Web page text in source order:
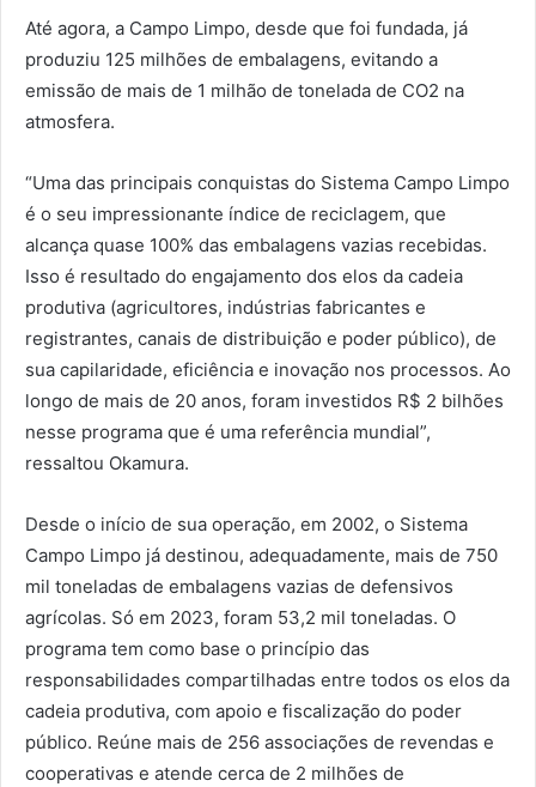
Até agora, a Campo Limpo, desde que foi fundada, já
produziu 125 milhões de embalagens, evitando a
emissão de mais de 1 milhão de tonelada de CO2 na
atmosfera.
“Uma das principais conquistas do Sistema Campo Limpo
é o seu impressionante índice de reciclagem, que
alcança quase 100% das embalagens vazias recebidas.
Isso é resultado do engajamento dos elos da cadeia
produtiva (agricultores, indústrias fabricantes e
registrantes, canais de distribuição e poder público), de
sua capilaridade, eficiência e inovação nos processos. Ao
longo de mais de 20 anos, foram investidos R$ 2 bilhões
nesse programa que é uma referência mundial”,
ressaltou Okamura.
Desde o início de sua operação, em 2002, o Sistema
Campo Limpo já destinou, adequadamente, mais de 750
mil toneladas de embalagens vazias de defensivos
agrícolas. Só em 2023, foram 53,2 mil toneladas. O
programa tem como base o princípio das
responsabilidades compartilhadas entre todos os elos da
cadeia produtiva, com apoio e fiscalização do poder
público. Reúne mais de 256 associações de revendas e
cooperativas e atende cerca de 2 milhões de